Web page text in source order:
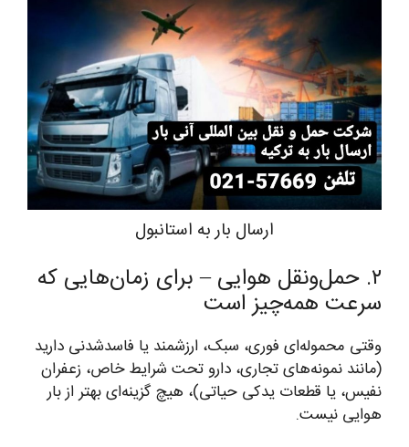
ارسال بار به استانبول
۲. حمل‌ونقل هوایی – برای زمان‌هایی که
سرعت همه‌چیز است
وقتی محموله‌ای فوری، سبک، ارزشمند یا فاسدشدنی دارید
(مانند نمونه‌های تجاری، دارو تحت شرایط خاص، زعفران
نفیس، یا قطعات یدکی حیاتی)، هیچ گزینه‌ای بهتر از بار
هوایی نیست.